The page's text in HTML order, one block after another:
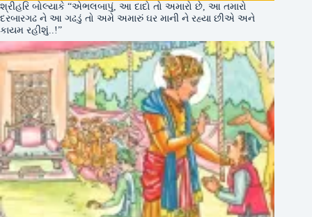
શ્રીહરિ બોલ્યાકે “એભલબાપું, આ દાદો તો અમારો છે, આ તમારો
દરબારગઢ ને આ ગઢડું તો અમે અમારું ઘર માની ને રહ્યા છીએ અને
કાયમ રહીશું..!”